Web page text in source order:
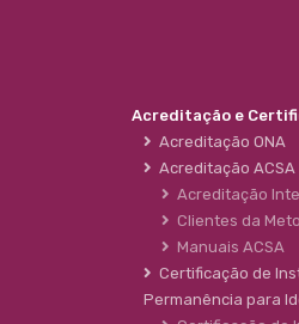
Acreditação e
Acreditação ONA
Acreditação ACSA
Acreditação
Clientes da
Manuais ACSA
Certificação de
Permanência para